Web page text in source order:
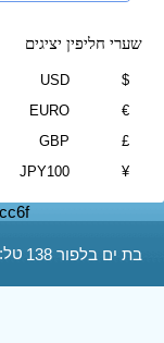
בת ים בלפור 138 טל:
שערי חליפין יציגים
$
USD
€
EURO
£
GBP
¥
JPY100